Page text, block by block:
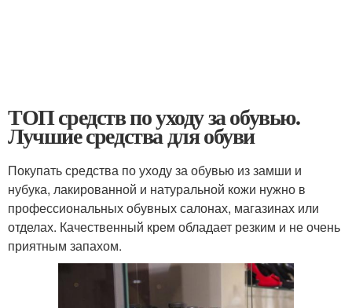
ТОП средств по уходу за обувью.
Лучшие средства для обуви
Покупать средства по уходу за обувью из замши и
нубука, лакированной и натуральной кожи нужно в
профессиональных обувных салонах, магазинах или
отделах. Качественный крем обладает резким и не очень
приятным запахом.